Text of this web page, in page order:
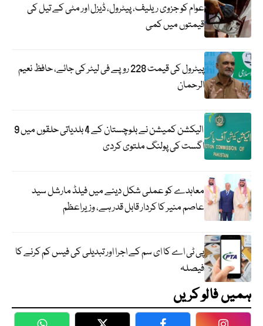
عوام کو جزوی ریلیف، پیٹرول، ڈیزل اور مٹی کے تیل کی
قیمتوں میں کمی
پیٹرول کی قیمت 228 روپے فی لیٹر کی جائے، حافظ نعیم
الرحمان
الیکشن کمیشن نے بلوچستان کے 4 بلدیاتی حلقوں میں 9
اگست کی پولنگ ملتوی کردی
معاہدے کو عملی شکل دینے میں فیلڈ مارشل سید
عاصم منیر کا کردار قابل قدر ہے، وزیراعظم
پی ٹی اے کا ای سم کے اجرا اور تبدیلی کی فیس کم کرنے کا
فیصلہ
ہمیں فالو کریں